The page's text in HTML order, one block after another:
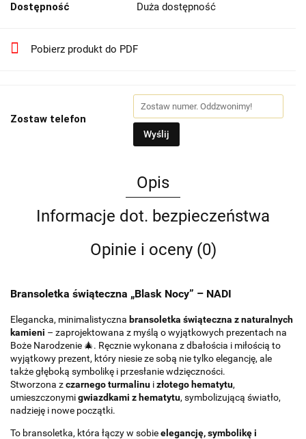
Dostępność Duża dostępność
Pobierz produkt do PDF
Zostaw telefon
Wyślij
Opis
Informacje dot. bezpieczeństwa
Opinie i oceny (0)
Bransoletka świąteczna „Blask Nocy” – NADI
Elegancka, minimalistyczna bransoletka świąteczna z naturalnych
kamieni – zaprojektowana z myślą o wyjątkowych prezentach na
Boże Narodzenie 🎄. Ręcznie wykonana z dbałościa i miłością to
wyjątkowy prezent, który niesie ze sobą nie tylko elegancję, ale
także głęboką symbolikę i przesłanie wdzięczności.
Stworzona zczarnego turmalinu izłotego hematytu,
umieszczonymigwiazdkami z hematytu, symbolizującą światło,
nadzieję i nowe początki.
To bransoletka, która łączy w sobieelegancję, symbolikę i